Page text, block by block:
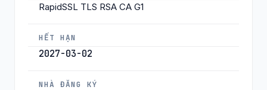
RapidSSL TLS RSA CA G1
HẾT HẠN
2027-03-02
NHÀ ĐĂNG KÝ